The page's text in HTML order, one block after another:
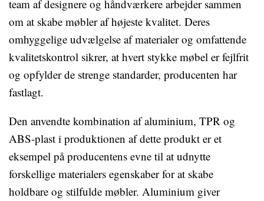
team af designere og håndværkere arbejder sammen
om at skabe møbler af højeste kvalitet. Deres
omhyggelige udvælgelse af materialer og omfattende
kvalitetskontrol sikrer, at hvert stykke møbel er fejlfrit
og opfylder de strenge standarder, producenten har
fastlagt.
Den anvendte kombination af aluminium, TPR og
ABS-plast i produktionen af dette produkt er et
eksempel på producentens evne til at udnytte
forskellige materialers egenskaber for at skabe
holdbare og stilfulde møbler. Aluminium giver